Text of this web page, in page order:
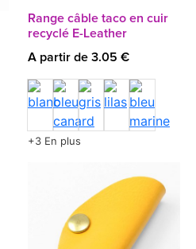
Range câble taco en cuir
recyclé E-Leather
A partir de 3.05 €
+3 En plus